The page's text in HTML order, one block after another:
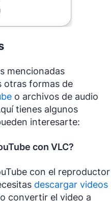
mencionadas
otras formas de
o archivos de audio
tienes algunos
interesarte:
con VLC?
con el reproductor
descargar videos
convertir el video a